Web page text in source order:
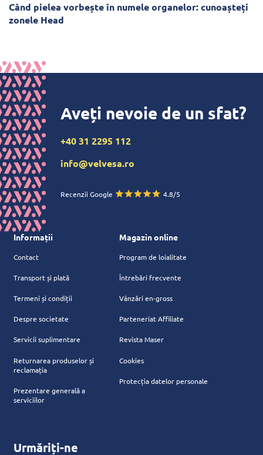
Când pielea vorbește în numele organelor: cunoașteți
zonele Head
Aveți nevoie de un sfat?
+40 31 2295 112
info@velvesa.ro
Recenzii Google 4.8/5
Informații
Contact
Transport și plată
Termeni și condiții
Despre societate
Servicii suplimentare
Returnarea produselor și
reclamația
Prezentare generală a
serviciilor
Magazin online
Program de loialitate
Întrebări frecvente
Vânzări en-gross
Parteneriat Affiliate
Revista Maser
Cookies
Protecția datelor personale
Urmăriți-ne